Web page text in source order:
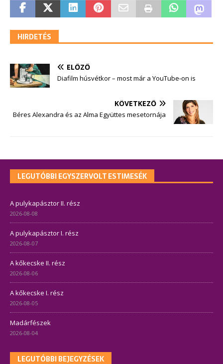
HIRDETÉS
ELŐZŐ
Diafilm húsvétkor – most már a YouTube-on is
KÖVETKEZŐ
Béres Alexandra és az Alma Együttes mesetornája
LEGUTÓBBI EGYSZERVOLT ESTIMESÉK
A pulykapásztor II. rész
2026-08-08
A pulykapásztor I. rész
2026-08-07
A kőkecske II. rész
2026-08-06
A kőkecske I. rész
2026-08-05
Madárfészek
2026-08-04
LEGUTÓBBI BEJEGYZÉSEK